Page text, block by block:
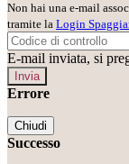
Non hai una e-mail
tramite la Login
E-mail inviata, si
Errore
Chiudi
Successo